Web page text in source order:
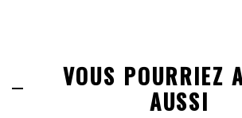
VOUS POURRIEZ
AUSSI